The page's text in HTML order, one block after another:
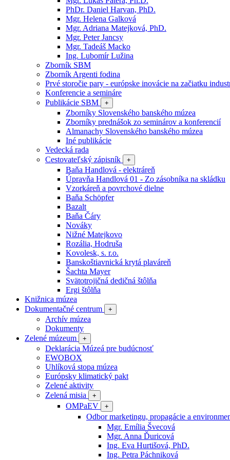
PhDr. Daniel Harvan, PhD.
Mgr. Helena Galková
Mgr. Adriana Matejková, PhD.
Mgr. Peter Jancsy
Mgr. Tadeáš Macko
Ing. Lubomír Lužina
Zborník SBM
Zborník Argenti fodina
Prvé storočie pary - európske inovácie na začiatku
Konferencie a semináre
Publikácie SBM
+
Zborníky Slovenského banského múzea
Zborníky prednášok zo seminárov a konferencií
Almanachy Slovenského banského múzea
Iné publikácie
Vedecká rada
Cestovateľský zápisník
+
Baňa Handlová - elektráreň
Úpravňa Handlová 01 - Zo zásobníka na skládku
Vzorkáreň a povrchové dielne
Baňa Schöpfer
Bazalt
Baňa Čáry
Nováky
Nižné Matejkovo
Rozália, Hodruša
Kovolesk, s. r.o.
Banskoštiavnická krytá plaváreň
Šachta Mayer
Svätotrojičná dedičná štôlňa
Ergi štôlňa
Knižnica múzea
Dokumentačné centrum
+
Archív múzea
Dokumenty
Zelené múzeum
+
Deklarácia Múzeá pre budúcnosť
EWOBOX
Uhlíková stopa múzea
Európsky klimatický pakt
Zelené aktivity
Zelená misia
+
OMPaEV +
Odbor marketingu, propagácie a
Mgr. Emília Švecová
Mgr. Anna Ďuricová
Ing. Eva Hurtišová, PhD.
Ing. Petra Páchniková